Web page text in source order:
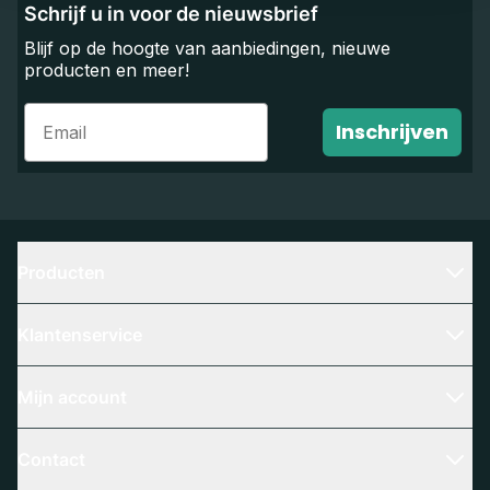
Schrijf u in voor de nieuwsbrief
Blijf op de hoogte van aanbiedingen, nieuwe
producten en meer!
Email
Inschrijven